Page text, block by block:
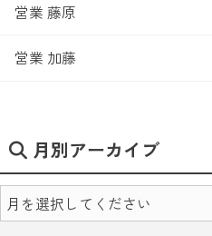
営業 藤原
営業 加藤
月別アーカイブ